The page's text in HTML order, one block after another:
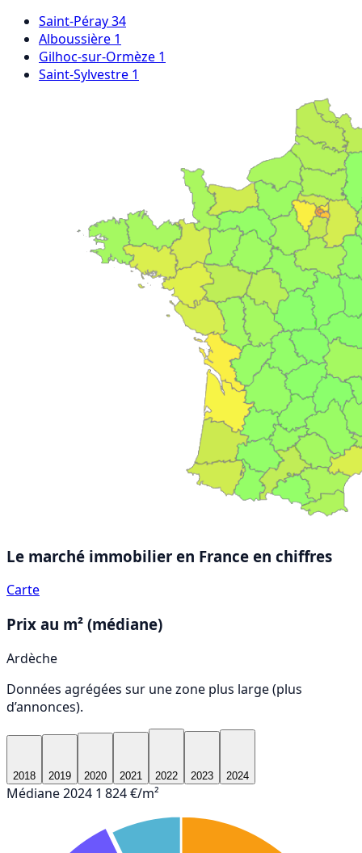
Saint-Péray34
Alboussière 1
Gilhoc-sur-Ormèze 1
Saint-Sylvestre 1
Le marché immobilier en France en chiffres
Carte
Prix au m² (médiane)
Ardèche
Données agrégées sur une zone plus large (plus
d’annonces).
2018 2019 2020 2021 2022 2023 2024
Médiane 2024 1 824 €/m²